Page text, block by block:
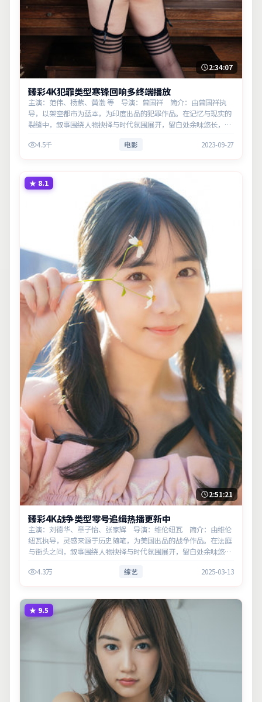
2:34:07
臻彩4K犯罪类型寒锋回响多终端播放
主演：范伟、杨紫、黄渤 等 导演：曾国祥 简介：由曾国祥执
导，以架空都市为蓝本，为印度出品的犯罪作品。在记忆与现实的
裂缝中，叙事围绕人物抉择与时代氛围展开，留白处余味悠长，值
4.5千 电影 2023-09-27
★ 8.1
2:51:21
臻彩4K战争类型零号追缉热播更新中
主演：刘德华、章子怡、张家辉 导演：维伦纽瓦 简介：由维伦
纽瓦执导，灵感来源于历史随笔，为美国出品的战争作品。在法庭
与街头之间，叙事围绕人物抉择与时代氛围展开，留白处余味悠
意义。
4.3万 综艺 2025-03-13
★ 9.5